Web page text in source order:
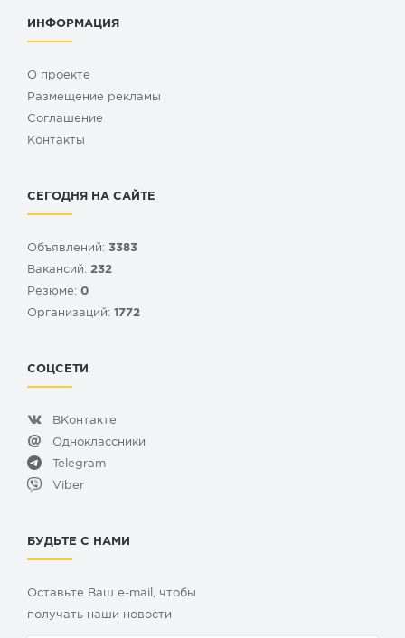
ИНФОРМАЦИЯ
О проекте
Размещение рекламы
Cоглашение
Контакты
СЕГОДНЯ НА САЙТЕ
Объявлений: 3383
Вакансий: 232
Резюме: 0
Организаций: 1772
СОЦСЕТИ
ВКонтакте
Одноклассники
Telegram
Viber
БУДЬТЕ С НАМИ
Оставьте Ваш e-mail, чтобы
получать наши новости